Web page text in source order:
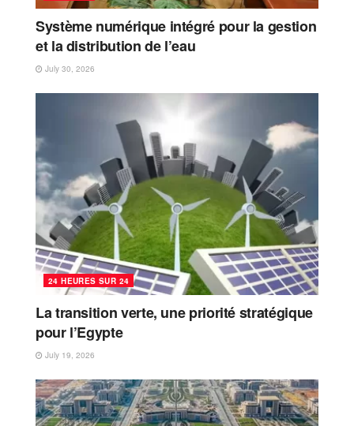
Système numérique intégré pour la gestion
et la distribution de l’eau
July 30, 2026
24 HEURES SUR 24
La transition verte, une priorité stratégique
pour l’Egypte
July 19, 2026